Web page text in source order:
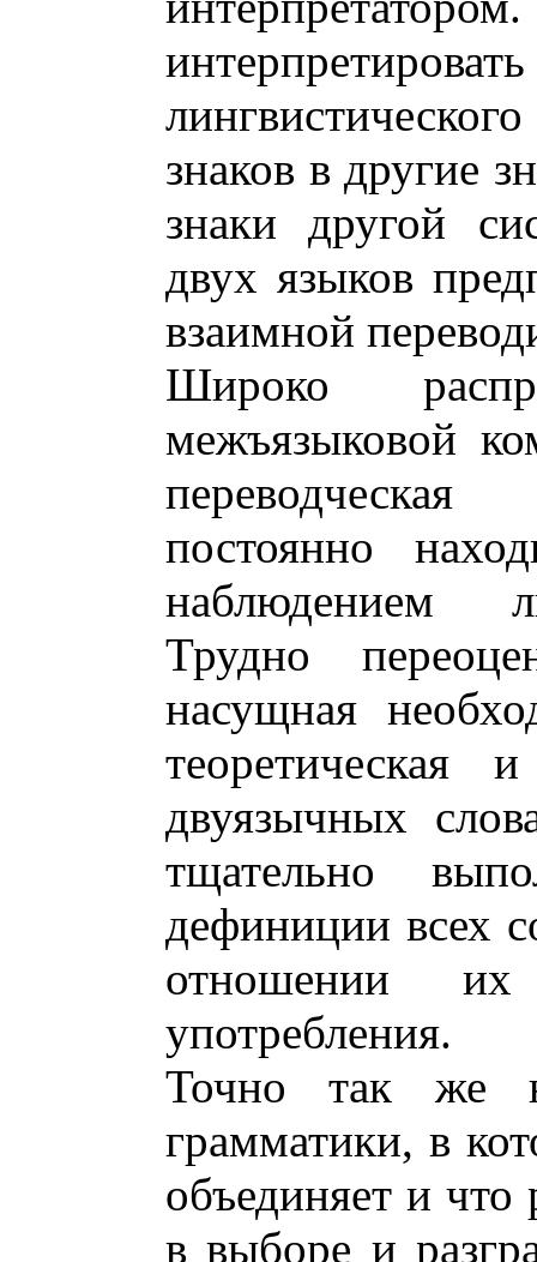
знаков в другие
знаки другой
двух языков
взаимной
Широко
межъязыковой
постоянно
наблюдением
Трудно
насущная
теоретическая
двуязычных
тщательно
дефиниции всех
отношении
употребления.
Точно так же
грамматики, в
объединяет и что
в выборе и